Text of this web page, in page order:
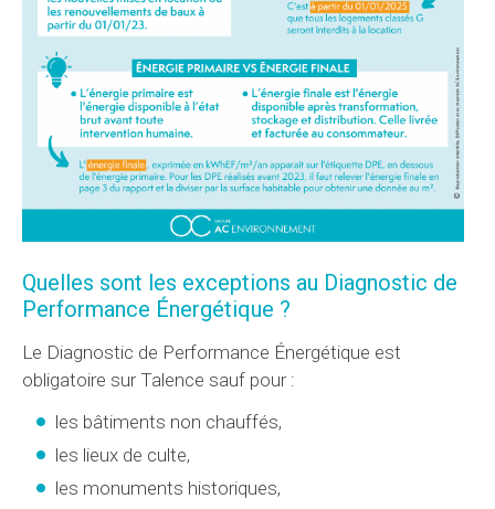
Quelles sont les exceptions au Diagnostic de
Performance Énergétique ?
Le Diagnostic de Performance Énergétique est
obligatoire sur Talence sauf pour :
les bâtiments non chauffés,
les lieux de culte,
les monuments historiques,